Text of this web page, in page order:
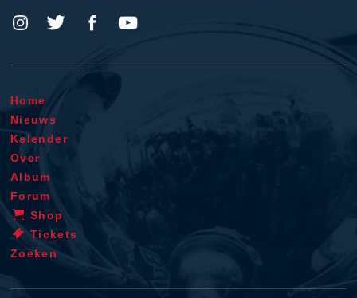
Home
Nieuws
Kalender
Over
Album
Forum
Shop
Tickets
Zoeken